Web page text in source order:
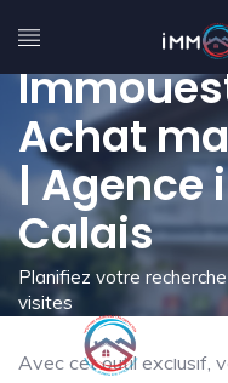
Mon
Achat
| Agence
Calais
Planifiez votre
visites
Avec cet outil exclusif,